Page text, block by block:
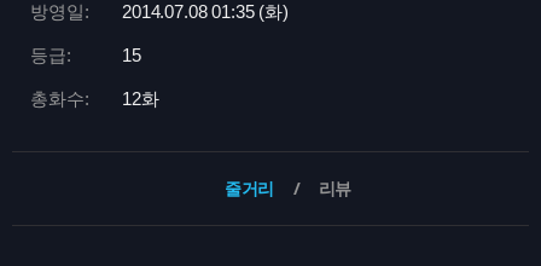
방영일: 2014.07.08 01:35 (화)
등급: 15
총화수: 12화
줄거리 리뷰